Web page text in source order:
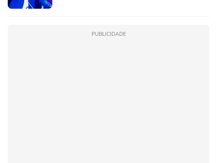
PUBLICIDADE